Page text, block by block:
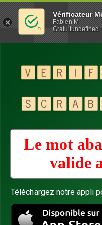
Le mot
valide
Téléchargez notre appli
Vérificateur
Fabien M
Gratuitundefined